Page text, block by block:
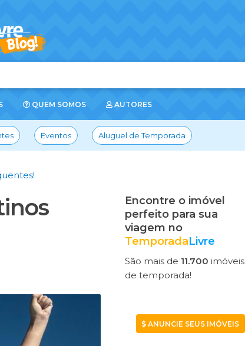
QUEM SOMOS AUTORES
Eventos Aluguel de Temporada
Encontre o imóvel
perfeito para sua
viagem no
TemporadaLivre
São mais de 11.700 imóveis
de temporada!
ANUNCIE SEUS IMÓVEIS